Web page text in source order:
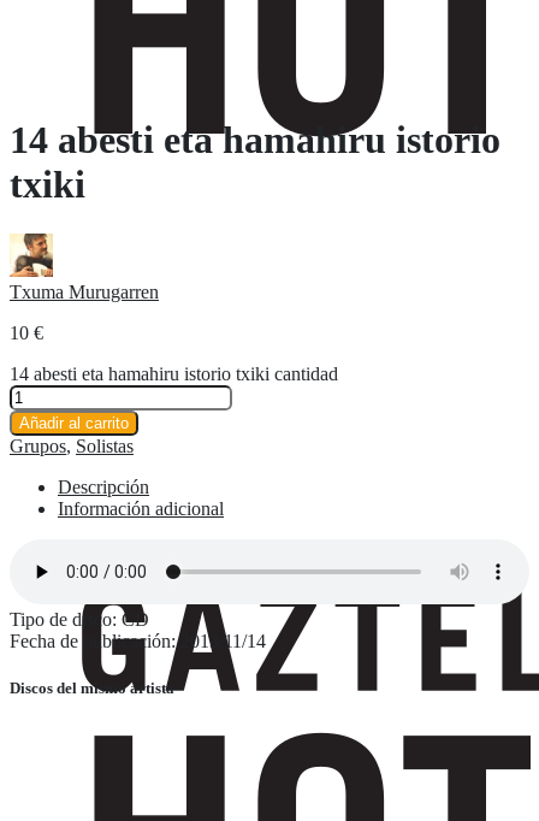
14 abesti eta hamahiru istorio
txiki
Txuma Murugarren
10 €
14 abesti eta hamahiru istorio txiki cantidad
Añadir al carrito
Grupos, Solistas
Descripción
Información adicional
Tipo de disco: CD
Fecha de publicación: 2013/11/14
Discos del mismo artista